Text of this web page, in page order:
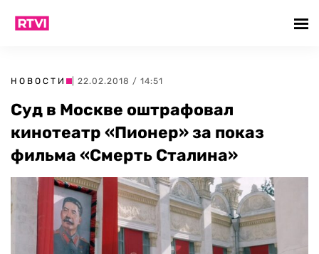
НОВОСТИ | 22.02.2018 / 14:51
Суд в Москве оштрафовал
кинотеатр «Пионер» за показ
фильма «Смерть Сталина»